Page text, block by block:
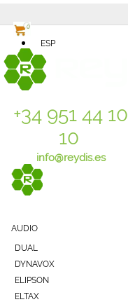
0
ESP
+34 951 44 10
10
info@reydis.es
AUDIO
DUAL
DYNAVOX
ELIPSON
ELTAX